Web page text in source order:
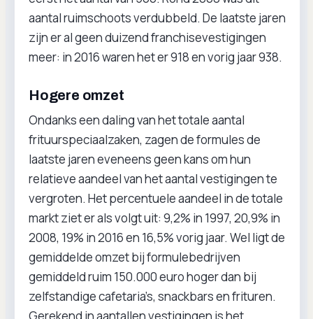
aantal ruimschoots verdubbeld. De laatste jaren
zijn er al geen duizend franchisevestigingen
meer: in 2016 waren het er 918 en vorig jaar 938.
Hogere omzet
Ondanks een daling van het totale aantal
frituurspeciaalzaken, zagen de formules de
laatste jaren eveneens geen kans om hun
relatieve aandeel van het aantal vestigingen te
vergroten. Het percentuele aandeel in de totale
markt ziet er als volgt uit: 9,2% in 1997, 20,9% in
2008, 19% in 2016 en 16,5% vorig jaar. Wel ligt de
gemiddelde omzet bij formulebedrijven
gemiddeld ruim 150.000 euro hoger dan bij
zelfstandige cafetaria’s, snackbars en frituren.